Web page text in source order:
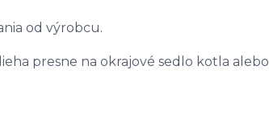
od výrobcu.
presne na okrajové sedlo kotla alebo